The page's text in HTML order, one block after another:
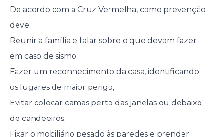
De acordo com a Cruz Vermelha, como prevenção
deve:
Reunir a família e falar sobre o que devem fazer
em caso de sismo;
Fazer um reconhecimento da casa, identificando
os lugares de maior perigo;
Evitar colocar camas perto das janelas ou debaixo
de candeeiros;
Fixar o mobiliário pesado às paredes e prender